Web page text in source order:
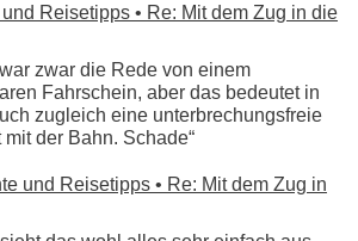
Reisetipps • Re: Mit dem Zug in die
zwar die Rede von einem
Fahrschein, aber das bedeutet in
zugleich eine unterbrechungsfreie
der Bahn. Schade“
und Reisetipps • Re: Mit dem Zug in